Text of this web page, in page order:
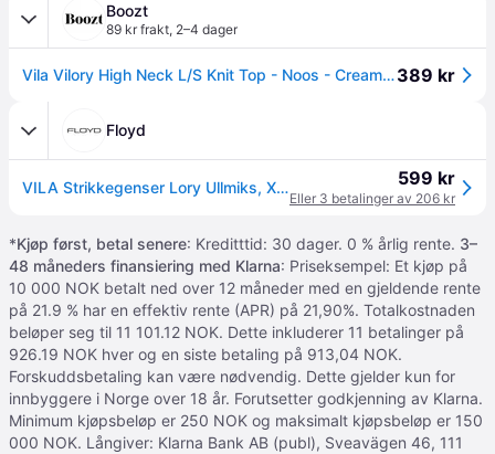
Boozt
89 kr frakt, 2–4 dager
Vila Vilory High Neck L/S Knit Top - Noos - Cream - XXL389 kr
Floyd
VILA Strikkegenser Lory Ullmiks, XXL, VILA Strikkegenser Beige XXL 599 kr
Eller 3 betalinger av 206 kr
*Kjøp først, betal senere: Kreditttid: 30 dager. 0 % årlig rente. 3–
48 måneders finansiering med Klarna: Priseksempel: Et kjøp på
10 000 NOK betalt ned over 12 måneder med en gjeldende rente
på 21.9 % har en effektiv rente (APR) på 21,90%. Totalkostnaden
beløper seg til 11 101.12 NOK. Dette inkluderer 11 betalinger på
926.19 NOK hver og en siste betaling på 913,04 NOK.
Forskuddsbetaling kan være nødvendig. Dette gjelder kun for
innbyggere i Norge over 18 år. Forutsetter godkjenning av Klarna.
Minimum kjøpsbeløp er 250 NOK og maksimalt kjøpsbeløp er 150
000 NOK. Långiver: Klarna Bank AB (publ), Sveavägen 46, 111